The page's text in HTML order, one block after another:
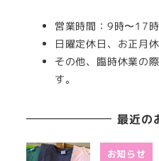
営業時間：9時〜17時
日曜定休日、お正月
その他、臨時休業の
す。
最近の
お知らせ